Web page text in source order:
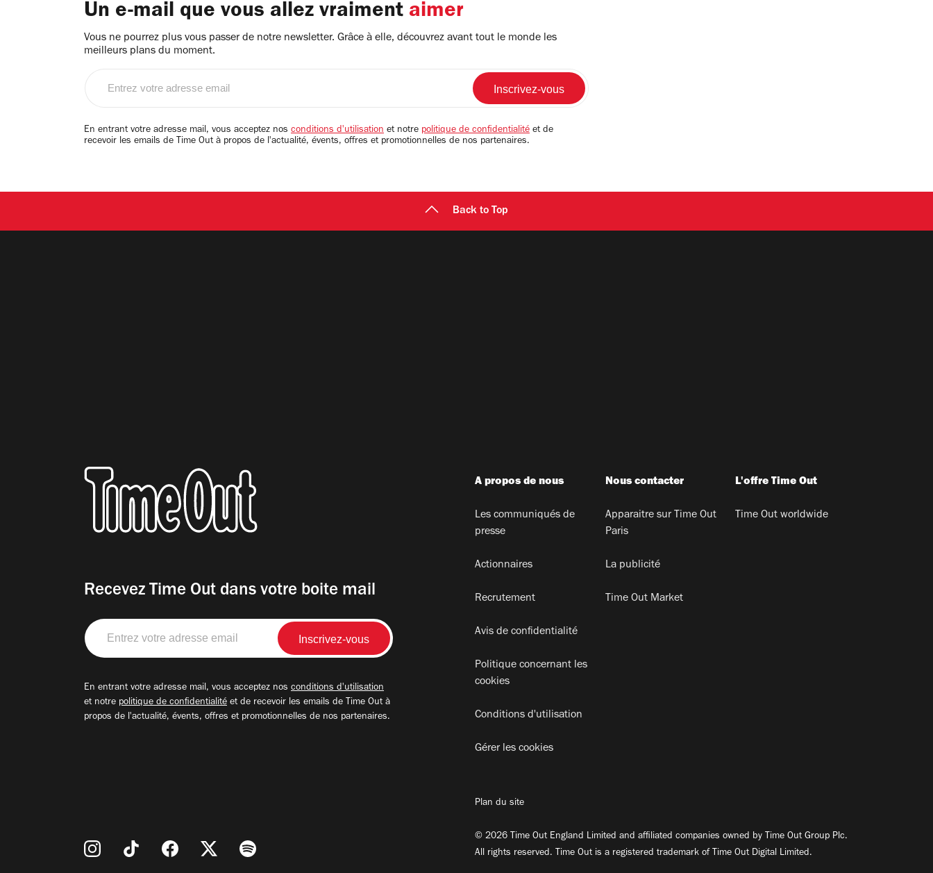
Un e-mail que vous allez vraiment aimer
Vous ne pourrez plus vous passer de notre newsletter. Grâce à elle, découvrez avant tout le monde les
meilleurs plans du moment.
email
En entrant votre adresse mail, vous acceptez nos conditions d'utilisation et notre politique de confidentialité et de
recevoir les emails de Time Out à propos de l'actualité, évents, offres et promotionnelles de nos partenaires.
Back to Top
Recevez Time Out dans votre boite mail
Entrez
votre
adresse
En entrant votre adresse mail, vous acceptez nos conditions d'utilisation
et notre politique de confidentialité et de recevoir les emails de Time Out à
propos de l'actualité, évents, offres et promotionnelles de nos partenaires.
A propos de nous
Les communiqués de
presse
Actionnaires
Recrutement
Avis de confidentialité
Politique concernant les
cookies
Conditions d'utilisation
Gérer les cookies
Nous contacter
Apparaitre sur Time Out
Paris
La publicité
Time Out Market
L'offre Time Out
Time Out worldwide
Plan du site
© 2026 Time Out England Limited and affiliated companies owned by Time Out Group Plc.
All rights reserved. Time Out is a registered trademark of Time Out Digital Limited.